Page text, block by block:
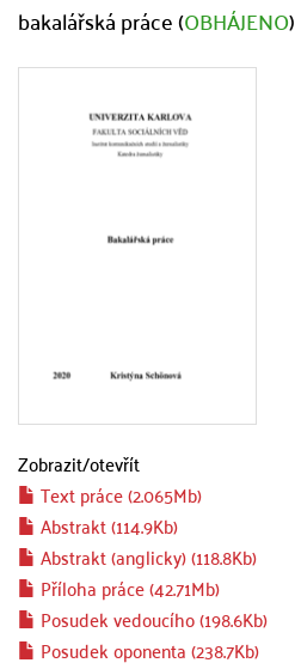
bakalářská práce (OBHÁJENO)
Zobrazit/otevřít
Text práce (2.065Mb)
Abstrakt (114.9Kb)
Abstrakt (anglicky) (118.8Kb)
Příloha práce (42.71Mb)
Posudek vedoucího (198.6Kb)
Posudek oponenta (238.7Kb)